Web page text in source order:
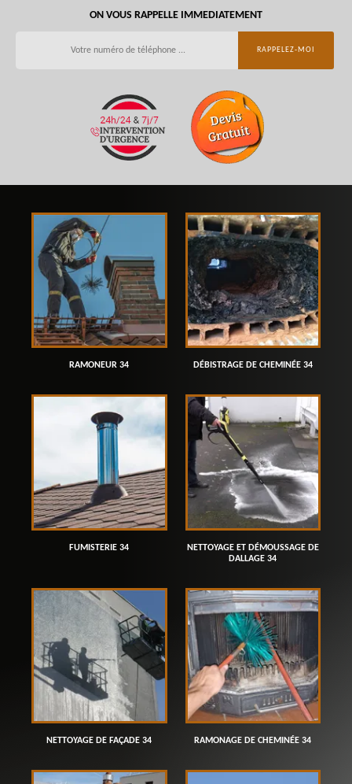
ON VOUS RAPPELLE IMMEDIATEMENT
RAMONEUR 34 DÉBISTRAGE DE CHEMINÉE 34
FUMISTERIE 34
NETTOYAGE ET DÉMOUSSAGE DE
DALLAGE 34
NETTOYAGE DE FAÇADE 34 RAMONAGE DE CHEMINÉE 34